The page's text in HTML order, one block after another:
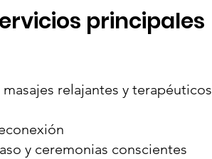
principales
relajantes y terapéuticos
y ceremonias conscientes